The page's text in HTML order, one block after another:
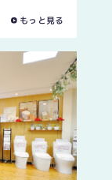
もっと見る